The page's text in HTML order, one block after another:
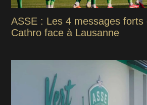
ASSE : Les 4 messages forts
Cathro face à Lausanne